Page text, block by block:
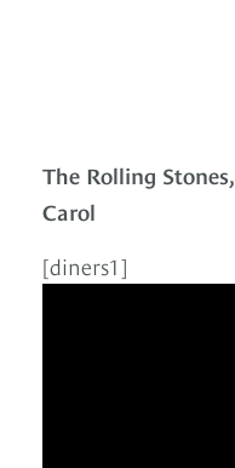
The Rolling Stones,
Carol
[diners1]